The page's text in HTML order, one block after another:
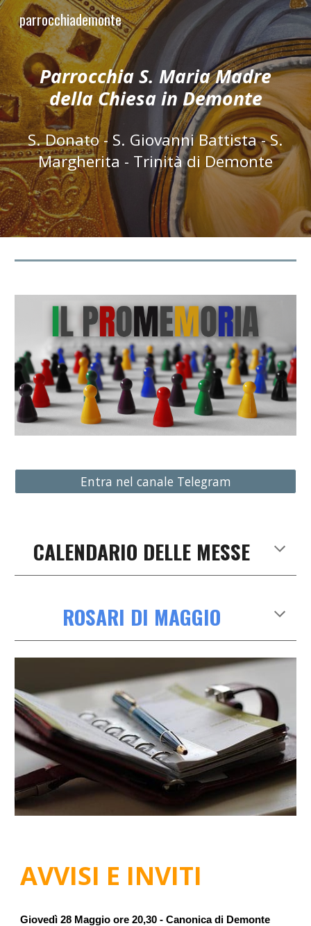
Skip to main content Skip to navigation
parrocchiademonte
Parrocchia S. Maria Madre
della Chiesa in Demonte
S. Donato - S. Giovanni Battista - S.
Margherita - Trinità di Demonte
Entra nel canale Telegram
CALENDARIO DELLE MESSE
ROSARI DI MAGGIO
AVVISI E INVITI
Giovedì 28 Maggio ore 20,30 - Canonica di Demonte